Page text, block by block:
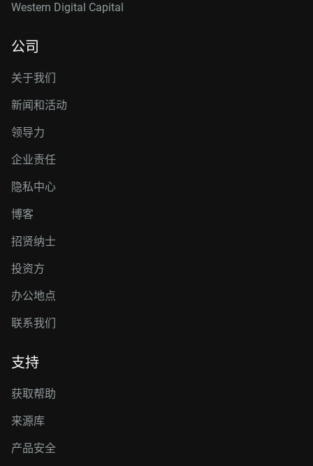
Western Digital Capital
公司
关于我们
新闻和活动
领导力
企业责任
隐私中心
博客
招贤纳士
投资方
办公地点
联系我们
支持
获取帮助
来源库
产品安全